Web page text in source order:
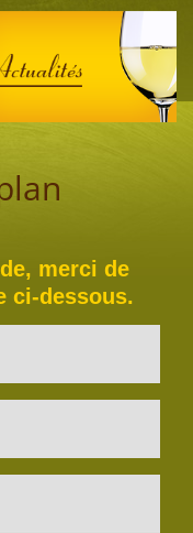
merci de
ci-dessous.